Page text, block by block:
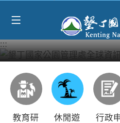
:::
教育研
休閒遊
行政